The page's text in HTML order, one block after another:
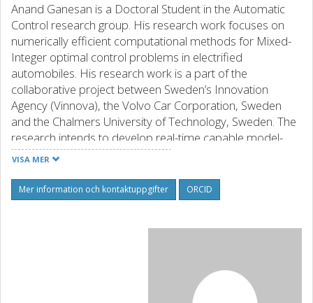
Anand Ganesan is a Doctoral Student in the Automatic
Control research group. His research work focuses on
numerically efficient computational methods for Mixed-
Integer optimal control problems in electrified
automobiles. His research work is a part of the
collaborative project between Sweden’s Innovation
Agency (Vinnova), the Volvo Car Corporation, Sweden
and the Chalmers University of Technology, Sweden. The
research intends to develop real-time capable model-
based supervisory numerical optimal control algorithms
and electrified vehicles.
Källa: orcid.org
VISA MER
Mer information och kontaktuppgifter ORCID